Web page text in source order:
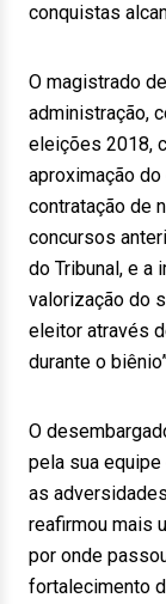
conquistas
O magistrado
administração,
eleições 2018,
aproximação
contratação de
concursos
do Tribunal, e a
valorização do
eleitor através
durante o
O
pela sua
as
reafirmou mais
por onde
fortalecimento